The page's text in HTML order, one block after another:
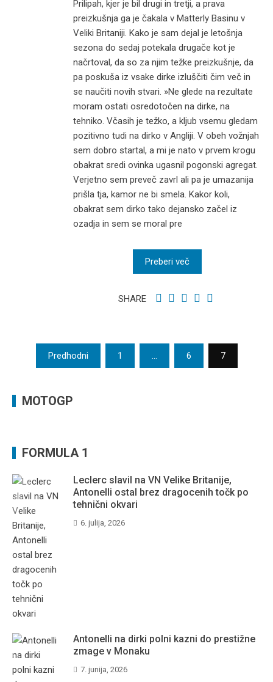
Prilipah, kjer je bil drugi in tretji, a prava
preizkušnja ga je čakala v Matterly Basinu v
Veliki Britaniji. Kako je sam dejal je letošnja
sezona do sedaj potekala drugače kot je
načrtoval, da so za njim težke preizkušnje, da
pa poskuša iz vsake dirke izluščiti čim več in
se naučiti novih stvari. »Ne glede na rezultate
moram ostati osredotočen na dirke, na
tehniko. Včasih je težko, a kljub vsemu gledam
pozitivno tudi na dirko v Angliji. V obeh vožnjah
sem dobro startal, a mi je nato v prvem krogu
obakrat sredi ovinka ugasnil pogonski agregat.
Verjetno sem preveč zavrl ali pa je umazanija
prišla tja, kamor ne bi smela. Kakor koli,
obakrat sem dirko tako dejansko začel iz
ozadja in sem se moral pre
Preberi več
SHARE
Številčenje
prispevkov
Predhodni 1 … 6 7
MOTOGP
FORMULA 1
Leclerc slavil na VN Velike Britanije,
Antonelli ostal brez dragocenih točk po
tehnični okvari
6. julija, 2026
Antonelli na dirki polni kazni do prestižne
zmage v Monaku
7. junija, 2026